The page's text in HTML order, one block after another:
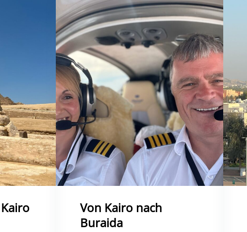
Von Kairo nach
Buraida